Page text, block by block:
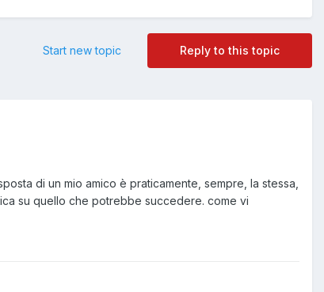
Reply to this topic
Start new topic
di un mio amico è praticamente, sempre, la stessa,
su quello che potrebbe succedere. come vi